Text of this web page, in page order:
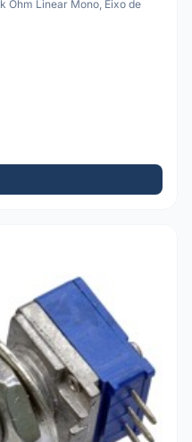
Ohm Linear Mono, Eixo de